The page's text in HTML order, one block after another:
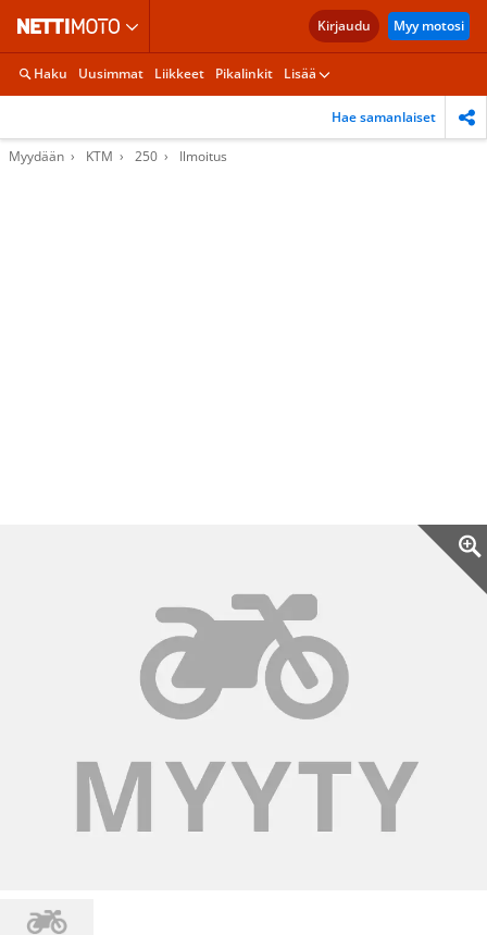
Kirjaudu Myy motosi
Haku Uusimmat Liikkeet Pikalinkit Lisää
Hae samanlaiset
Myydään KTM 250 Ilmoitus